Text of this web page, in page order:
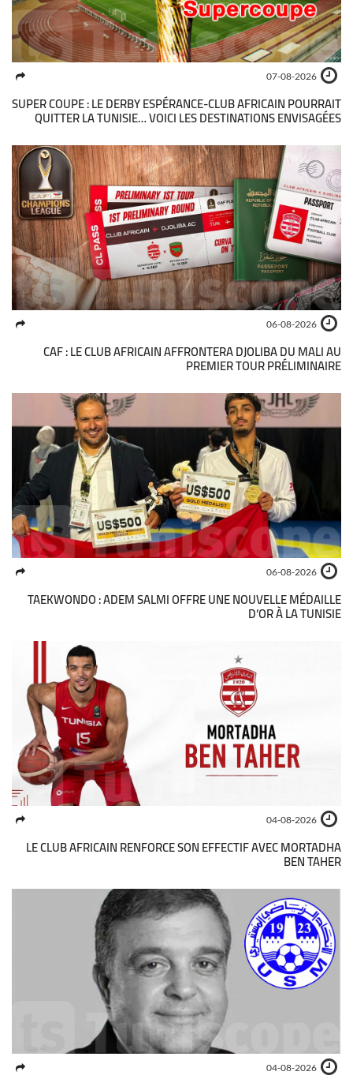
07-08-2026
SUPER COUPE : LE DERBY ESPÉRANCE-CLUB AFRICAIN POURRAIT
QUITTER LA TUNISIE… VOICI LES DESTINATIONS ENVISAGÉES
06-08-2026
CAF : LE CLUB AFRICAIN AFFRONTERA DJOLIBA DU MALI AU
PREMIER TOUR PRÉLIMINAIRE
06-08-2026
TAEKWONDO : ADEM SALMI OFFRE UNE NOUVELLE MÉDAILLE
D’OR À LA TUNISIE
04-08-2026
LE CLUB AFRICAIN RENFORCE SON EFFECTIF AVEC MORTADHA
BEN TAHER
04-08-2026